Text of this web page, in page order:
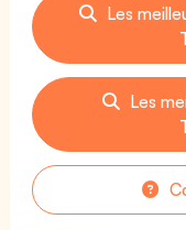
Les
Les